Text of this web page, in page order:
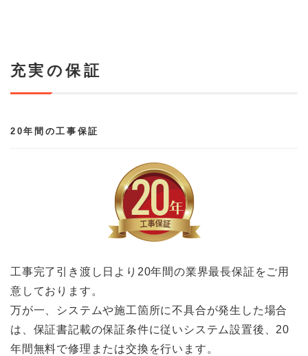
充実の保証
20年間の工事保証
工事完了引き渡し日より20年間の業界最長保証をご用
意しております。
万が一、システムや施工箇所に不具合が発生した場合
は、保証書記載の保証条件に従いシステム設置後、20
年間無料で修理または交換を行います。